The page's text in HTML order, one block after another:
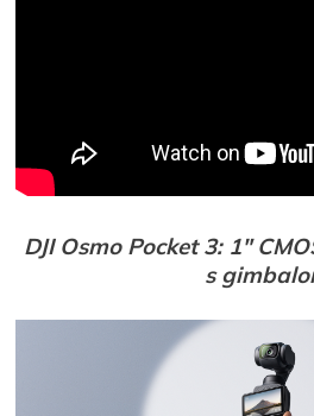
DJI Osmo Pocket 3: 1″
s